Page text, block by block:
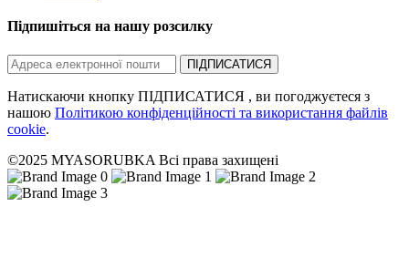
Підпишіться на нашу розсилку
ПІДПИСАТИСЯ
Натискаючи кнопку ПІДПИСАТИСЯ , ви погоджуєтеся з
нашою Політикою конфіденційності та використання файлів
cookie.
©2025 MYASORUBKA Всі права захищені